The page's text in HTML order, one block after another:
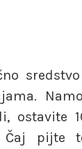
ostavite
Čaj pijte